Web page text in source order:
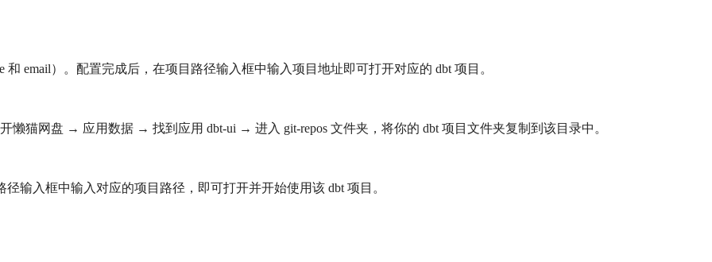
email）。配置完成后，在项目路径输入框中输入项目地址即可打开对应的 dbt 项目。
懒猫网盘 → 应用数据 → 找到应用 dbt-ui → 进入 git-repos 文件夹，将你的 dbt 项目文件夹复制到该目录中。